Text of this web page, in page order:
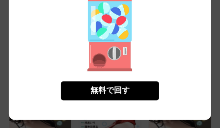
コイコミ編集部推し
無料で回す